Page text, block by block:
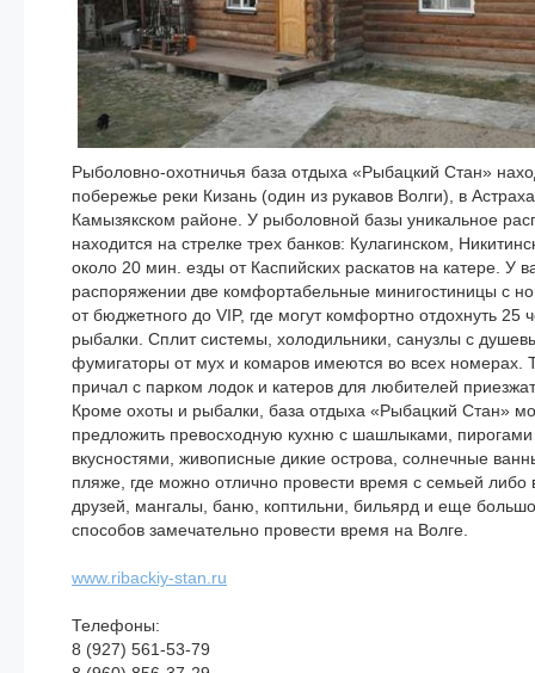
Рыболовно-охотничья база отдыха «Рыбацкий Стан»
побережье реки Кизань (один из рукавов Волги), в
Камызякском районе. У рыболовной базы уникальное
находится на стрелке трех банков: Кулагинском,
около 20 мин. езды от Каспийских раскатов на катере. У
распоряжении две комфортабельные минигостиницы с
от бюджетного до VIP, где могут комфортно отдохнуть 25
рыбалки. Сплит системы, холодильники, санузлы с
фумигаторы от мух и комаров имеются во всех номерах.
причал с парком лодок и катеров для любителей
Кроме охоты и рыбалки, база отдыха «Рыбацкий Стан»
предложить превосходную кухню с шашлыками,
вкусностями, живописные дикие острова, солнечные
пляже, где можно отлично провести время с семьей либо
друзей, мангалы, баню, коптильни, бильярд и еще
способов замечательно провести время на Волге.
www.ribackiy-stan.ru
Телефоны:
8 (927) 561-53-79